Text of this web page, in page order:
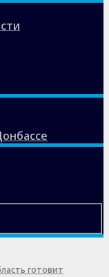
готовит